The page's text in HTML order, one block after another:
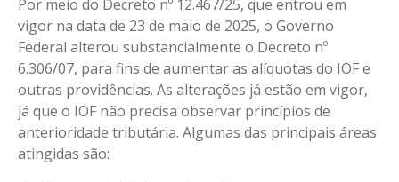
Por meio do Decreto nº 12.467/25, que entrou em
vigor na data de 23 de maio de 2025, o Governo
Federal alterou substancialmente o Decreto nº
6.306/07, para fins de aumentar as alíquotas do IOF e
outras providências. As alterações já estão em vigor,
já que o IOF não precisa observar princípios de
anterioridade tributária. Algumas das principais áreas
atingidas são: